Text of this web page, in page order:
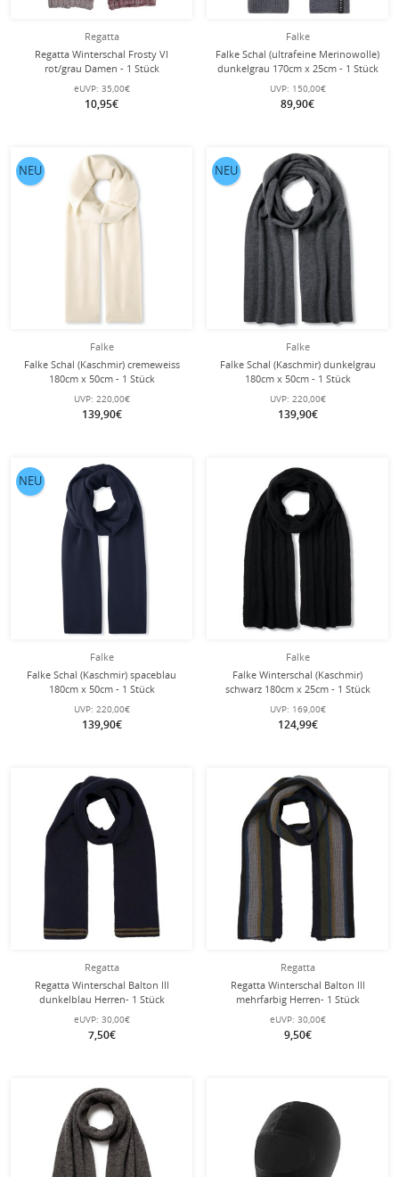
Regatta
Regatta Winterschal Frosty VI
rot/grau Damen - 1 Stück
eUVP: 35,00€
10,95€
Falke
Falke Schal (ultrafeine Merinowolle)
dunkelgrau 170cm x 25cm - 1 Stück
UVP: 150,00€
89,90€
Falke
Falke Schal (Kaschmir) cremeweiss
180cm x 50cm - 1 Stück
UVP: 220,00€
139,90€
NEU
Falke
Falke Schal (Kaschmir) dunkelgrau
180cm x 50cm - 1 Stück
UVP: 220,00€
139,90€
NEU
Falke
Falke Schal (Kaschmir) spaceblau
180cm x 50cm - 1 Stück
UVP: 220,00€
139,90€
NEU
Falke
Falke Winterschal (Kaschmir)
schwarz 180cm x 25cm - 1 Stück
UVP: 169,00€
124,99€
Regatta
Regatta Winterschal Balton lll
dunkelblau Herren- 1 Stück
eUVP: 30,00€
7,50€
Regatta
Regatta Winterschal Balton lll
mehrfarbig Herren- 1 Stück
eUVP: 30,00€
9,50€